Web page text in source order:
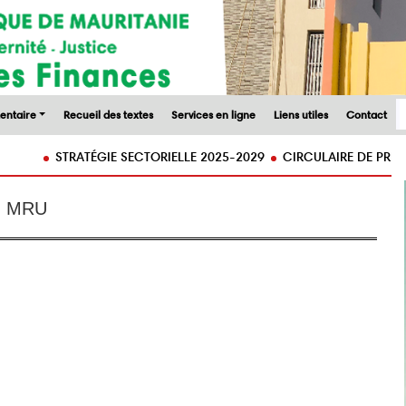
Recueil des textes Services en ligne Liens utiles Contact
STRATÉGIE SECTORIELLE 2025-2029 CIRCULAIRE DE
MRU